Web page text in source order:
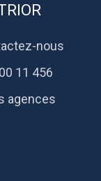
nous
11 456
agences